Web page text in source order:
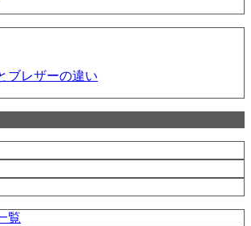
ブレザーの違い
覧